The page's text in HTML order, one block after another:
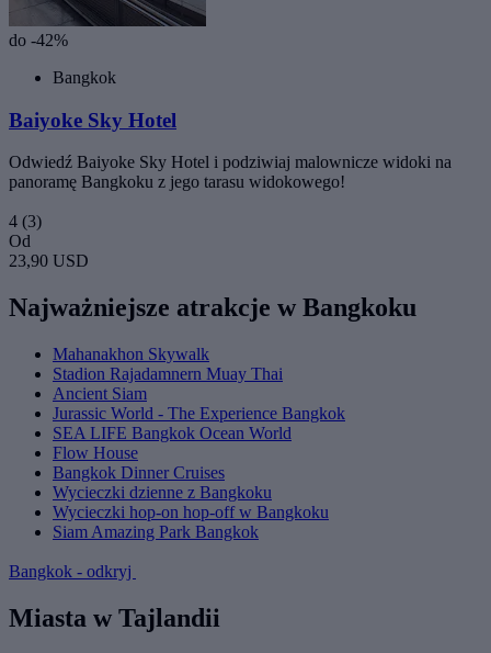
do -42%
Bangkok
Baiyoke Sky Hotel
Odwiedź Baiyoke Sky Hotel i podziwiaj malownicze widoki na
panoramę Bangkoku z jego tarasu widokowego!
4 (3)
Od
23,90 USD
Najważniejsze atrakcje w Bangkoku
Mahanakhon Skywalk
Stadion Rajadamnern Muay Thai
Ancient Siam
Jurassic World - The Experience Bangkok
SEA LIFE Bangkok Ocean World
Flow House
Bangkok Dinner Cruises
Wycieczki dzienne z Bangkoku
Wycieczki hop-on hop-off w Bangkoku
Siam Amazing Park Bangkok
Bangkok - odkryj
Miasta w Tajlandii